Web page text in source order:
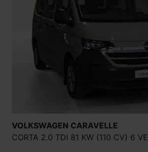
VOLKSWAGEN CARAVELLE
CORTA 2.0 TDI 81 KW (110 CV) 6 VE